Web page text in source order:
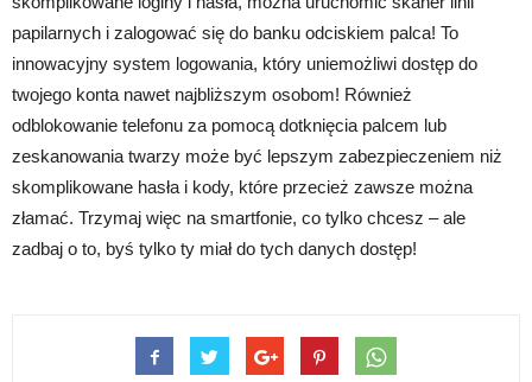
papilarnych i zalogować się do banku odciskiem palca! To
innowacyjny system logowania, który uniemożliwi dostęp do
twojego konta nawet najbliższym osobom! Również
odblokowanie telefonu za pomocą dotknięcia palcem lub
zeskanowania twarzy może być lepszym zabezpieczeniem niż
skomplikowane hasła i kody, które przecież zawsze można
złamać. Trzymaj więc na smartfonie, co tylko chcesz – ale
zadbaj o to, byś tylko ty miał do tych danych dostęp!